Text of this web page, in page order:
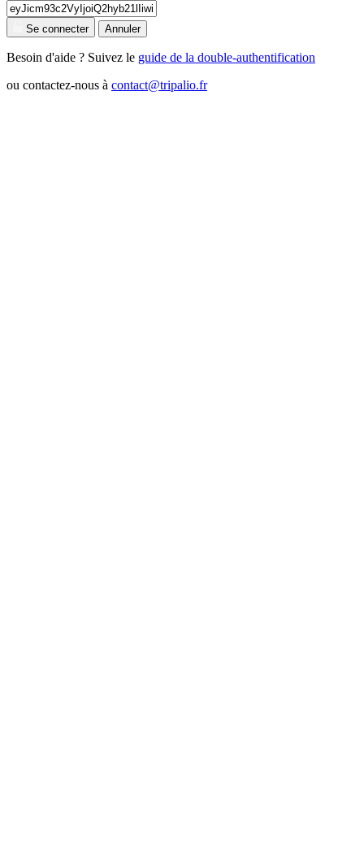
Se connecter Annuler
Besoin d'aide ? Suivez le guide de la double-authentification
ou contactez-nous à contact@tripalio.fr